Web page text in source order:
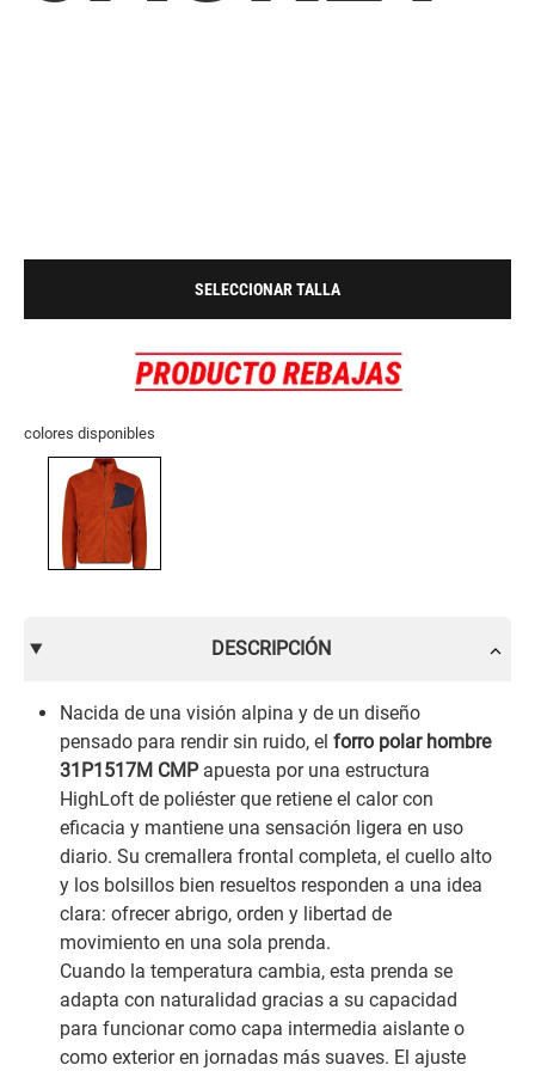
SELECCIONAR TALLA
colores disponibles
DESCRIPCIÓN
Nacida de una visión alpina y de un diseño
pensado para rendir sin ruido, el forro polar hombre
31P1517M CMPapuesta por una estructura
HighLoft de poliéster que retiene el calor con
eficacia y mantiene una sensación ligera en uso
diario. Su cremallera frontal completa, el cuello alto
y los bolsillos bien resueltos responden a una idea
clara: ofrecer abrigo, orden y libertad de
movimiento en una sola prenda.
Cuando la temperatura cambia, esta prenda se
adapta con naturalidad gracias a su capacidad
para funcionar como capa intermedia aislante o
como exterior en jornadas más suaves. El ajuste